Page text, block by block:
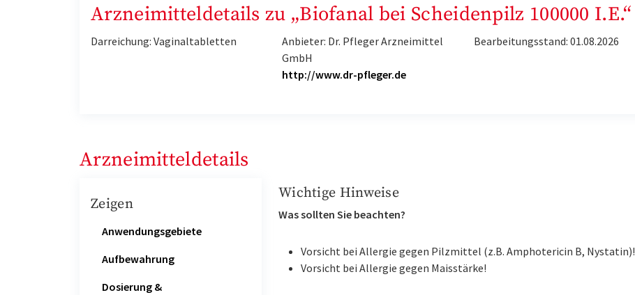
Arzneimitteldetails zu „Biofanal bei Scheidenpilz 100000 I.E.“
Darreichung: Vaginaltabletten
Anbieter: Dr. Pfleger Arzneimittel
GmbH
http://www.dr-pfleger.de
Bearbeitungsstand: 01.08.2026
Arzneimitteldetails
Zeigen
Anwendungsgebiete
Aufbewahrung
Dosierung &
Wichtige Hinweise
Was sollten Sie beachten?
Vorsicht bei Allergie gegen Pilzmittel (z.B. Amphotericin B, Nystatin)!
Vorsicht bei Allergie gegen Maisstärke!